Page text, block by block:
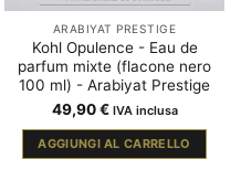
ARABIYAT PRESTIGE
Kohl Opulence - Eau de
parfum mixte (flacone nero
100 ml) - Arabiyat Prestige
49,90€ IVA inclusa
AGGIUNGI AL CARRELLO